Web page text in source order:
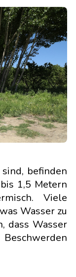
befinden
1,5 Metern
Viele
Wasser zu
dass Wasser